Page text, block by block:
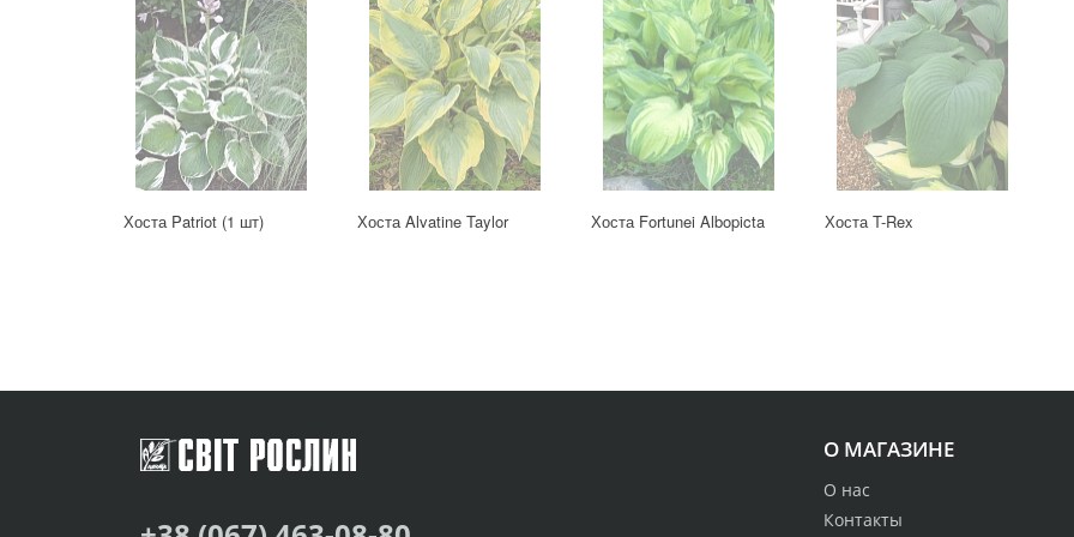
Хоста Patriot (1 шт) Хоста Alvatine Taylor Хоста Fortunei Albopicta Хоста T-Rex
О МАГАЗИНЕ
О нас
Контакты